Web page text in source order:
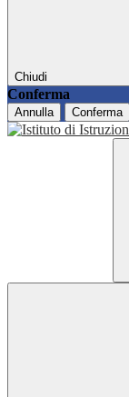
Chiudi
Conferma
Annulla Conferma